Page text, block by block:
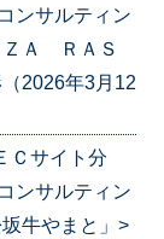
ンサルティン
Ａ ＲＡＳ
2026年3月12
Ｃサイト分
ンサルティン
牛やまと」>